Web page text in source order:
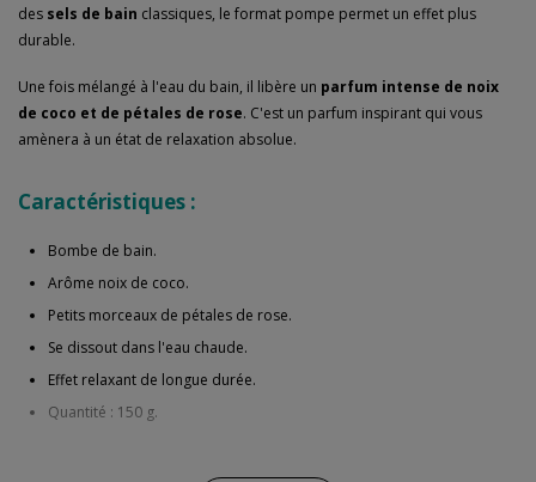
des sels de bain classiques, le format pompe permet un effet plus
durable.
Une fois mélangé à l'eau du bain, il libère un parfum intense de noix
de coco et de pétales de rose. C'est un parfum inspirant qui vous
amènera à un état de relaxation absolue.
Caractéristiques :
Bombe de bain.
Arôme noix de coco.
Petits morceaux de pétales de rose.
Se dissout dans l'eau chaude.
Effet relaxant de longue durée.
Quantité : 150 g.